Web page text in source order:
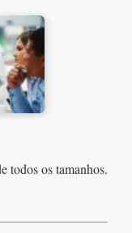
todos os tamanhos.